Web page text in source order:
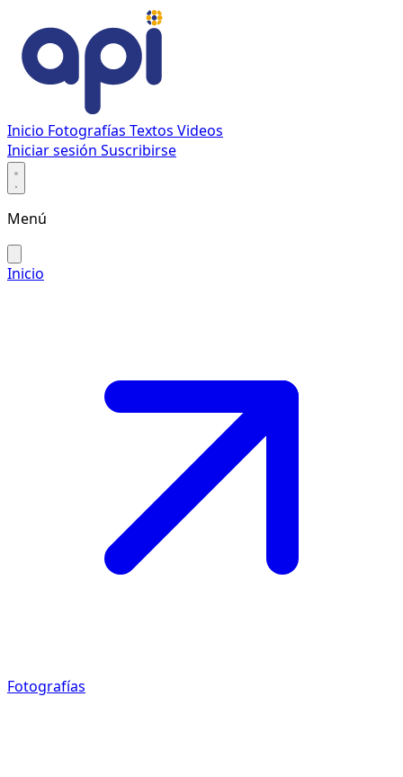
Inicio Fotografías Textos Videos
Iniciar sesión Suscribirse
Menú
Inicio
Fotografías